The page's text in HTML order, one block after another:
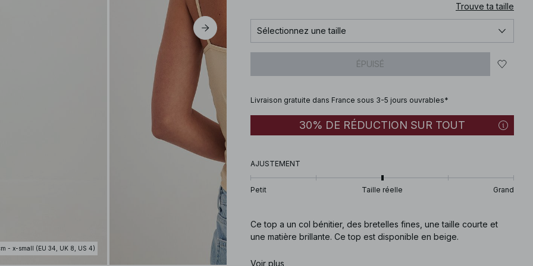
- x-small (EU 34, UK 8, US 4)
Trouve ta taille
Sélectionnez une taille
ÉPUISÉ
Livraison gratuite dans France sous 3-5 jours ouvrables*
30% DE RÉDUCTION SUR TOUT
AJUSTEMENT
Petit Taille réelle Grand
Ce top a un col bénitier, des bretelles fines, une taille courte et
une matière brillante. Ce top est disponible en beige.
Code article
Voir plus